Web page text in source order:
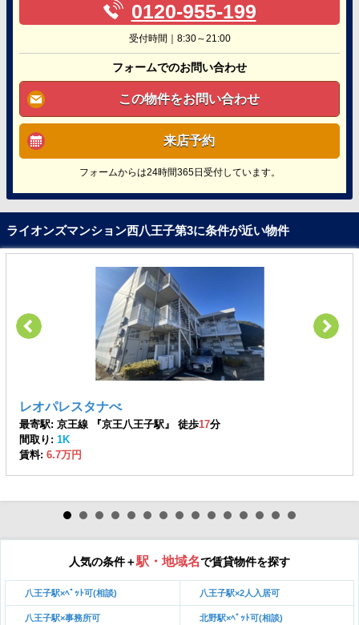
0120-955-199
受付時間｜8:30～21:00
フォームでのお問い合わせ
この物件をお問い合わせ
来店予約
フォームからは24時間365日受付しています。
ライオンズマンション西八王子第3に条件が近い物件
レオパレスタナべ
最寄駅: 京王線 『京王八王子駅』 徒歩17分
間取り: 1K
賃料: 6.7万円
人気の条件＋駅・地域名で賃貸物件を探す
八王子駅×ﾍﾟｯﾄ可(相談) 八王子駅×2人入居可
八王子駅×事務所可 北野駅×ﾍﾟｯﾄ可(相談)